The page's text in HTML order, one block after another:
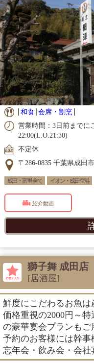
和食 会席・割烹
営業時間：3日前までに
22:00(L.O.21:30)
不定休
〒286-0835 千葉県成田
成田・富里 全て イオン・成田空港
紹介動画
獅子舞 成田店
[居酒屋]
鮮度にこだわるお魚
価格重視の2000円～
の豪華宴会プランも
予約のお客様には幹
忘年会・飲み会・会